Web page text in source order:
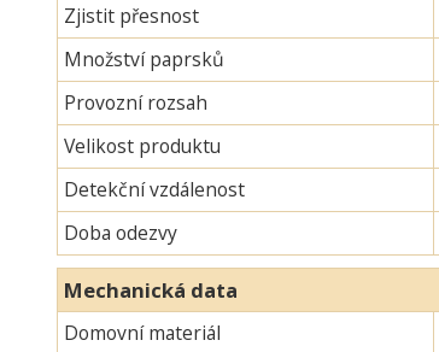
Zjistit přesnost
Množství paprsků
Provozní rozsah
Velikost produktu
Detekční vzdálenost
Doba odezvy
Mechanická data
Domovní materiál